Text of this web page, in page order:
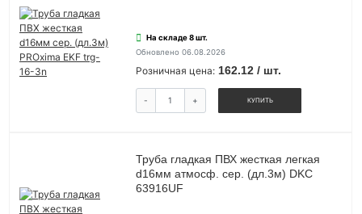
На складе 8 шт.
Обновлено 06.08.2026
Розничная цена: 162.12 / шт.
- + КУПИТЬ
Труба гладкая ПВХ жесткая легкая
d16мм атмосф. сер. (дл.3м) DKC
63916UF